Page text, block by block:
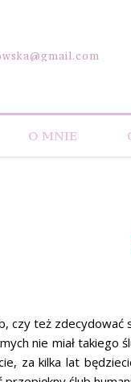
O MNIE
czy też
nie miał takiego
za kilka lat